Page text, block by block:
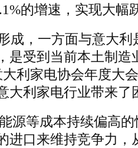
的增速，实现大幅
成，一方面与意大
是受到当前本土制造
利家电协会年度大
大利家电行业带来了
源等成本持续偏高
进口来维持竞争力，